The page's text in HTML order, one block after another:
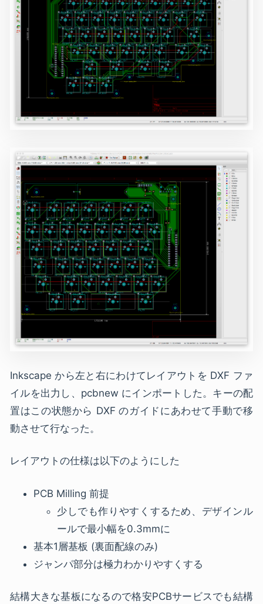
Inkscape から左と右にわけてレイアウトを DXF ファ
イルを出力し、pcbnew にインポートした。キーの配
置はこの状態から DXF のガイドにあわせて手動で移
動させて行なった。
レイアウトの仕様は以下のようにした
PCB Milling 前提
少しでも作りやすくするため、デザインル
ールで最小幅を0.3mmに
基本1層基板 (裏面配線のみ)
ジャンパ部分は極力わかりやすくする
結構大きな基板になるので格安PCBサービスでも結構